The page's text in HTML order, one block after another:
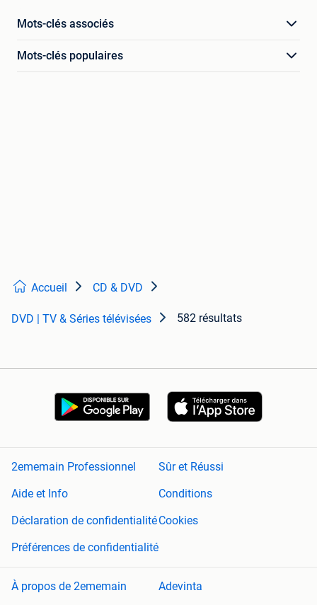
Mots-clés associés
Mots-clés populaires
Accueil CD & DVD
DVD | TV & Séries télévisées 582 résultats
2ememain Professionnel
Sûr et Réussi
Aide et Info
Conditions
Déclaration de confidentialitéCookies
Préférences de confidentialité
À propos de 2ememain Adevinta